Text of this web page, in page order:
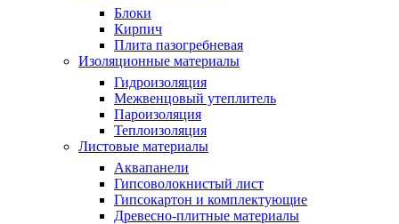
Блоки
Кирпич
Плита пазогребневая
Изоляционные материалы
Гидроизоляция
Межвенцовый утеплитель
Пароизоляция
Теплоизоляция
Листовые материалы
Аквапанели
Гипсоволокнистый лист
Гипсокартон и комплектующие
Древесно-плитные материалы